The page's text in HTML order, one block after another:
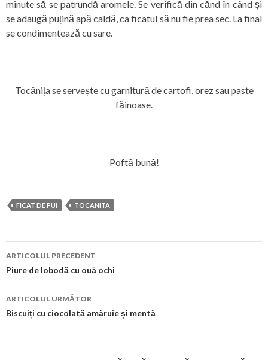
minute să se patrundă aromele. Se verifică din cănd în când și
se adaugă puțină apă caldă, ca ficatul să nu fie prea sec. La final
se condimentează cu sare.
Tocănița se servește cu garnitură de cartofi, orez sau paste
făinoase.
Poftă bună!
FICAT DE PUI TOCANITA
Navigare
în
articol
ARTICOLUL PRECEDENT
Piure de lobodă cu ouă ochi
ARTICOLUL URMĂTOR
Biscuiți cu ciocolată amăruie și mentă